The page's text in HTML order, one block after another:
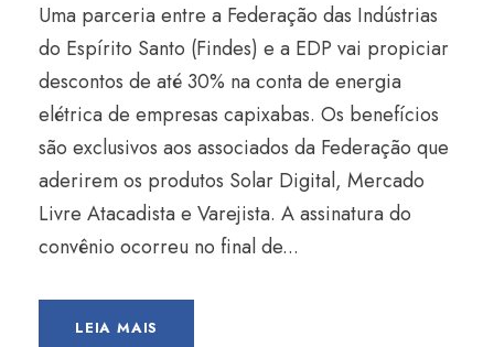
Uma parceria entre a Federação das Indústrias
do Espírito Santo (Findes) e a EDP vai propiciar
descontos de até 30% na conta de energia
elétrica de empresas capixabas. Os benefícios
são exclusivos aos associados da Federação que
aderirem os produtos Solar Digital, Mercado
Livre Atacadista e Varejista. A assinatura do
convênio ocorreu no final de...
LEIA MAIS